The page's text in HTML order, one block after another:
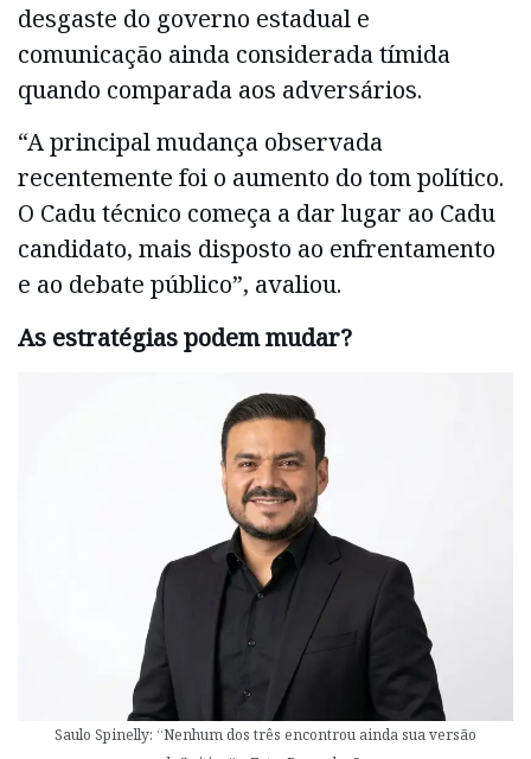
desgaste do governo estadual e
comunicação ainda considerada tímida
quando comparada aos adversários.
“A principal mudança observada
recentemente foi o aumento do tom político.
O Cadu técnico começa a dar lugar ao Cadu
candidato, mais disposto ao enfrentamento
e ao debate público”, avaliou.
As estratégias podem mudar?
Saulo Spinelly: “Nenhum dos três encontrou ainda sua versão